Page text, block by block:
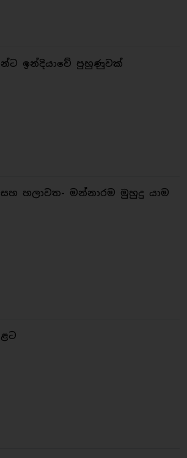
ඉන්දියාවේ පුහුණුවක්
හලාවත- මන්නාරම මුහුදු යාම